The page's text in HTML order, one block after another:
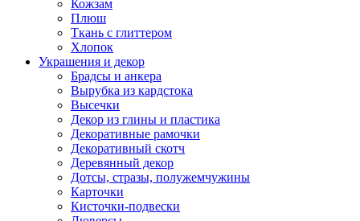
Кожзам
Плюш
Ткань с глиттером
Хлопок
Украшения и декор
Брадсы и анкера
Вырубка из кардстока
Высечки
Декор из глины и пластика
Декоративные рамочки
Декоративный скотч
Деревянный декор
Дотсы, стразы, полужемчужины
Карточки
Кисточки-подвески